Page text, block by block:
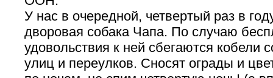
У нас в очередной, четвертый раз в
дворовая собака Чапа. По случаю
удовольствия к ней сбегаются кобели
улиц и переулков. Сносят ограды и